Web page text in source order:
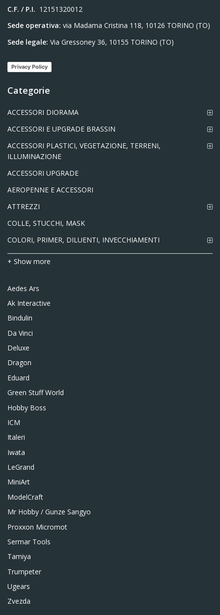
C.F. / P.I. 12151320012
Sede operativa: via Madama Cristina 118, 10126 TORINO (TO)
Sede legale: Via Gressoney 36, 10155 TORINO (TO)
Privacy Policy
Categorie
ACCESSORI DIORAMA
ACCESSORI E UPGRADE BRASSIN
ACCESSORI PLASTICI, VEGETAZIONE, TERRENI,
ILLUMINAZIONE
ACCESSORI UPGRADE
AEROPENNE E ACCESSORI
ATTREZZI
COLLE, STUCCHI, MASK
COLORI, PRIMER, DILUENTI, INVECCHIAMENTI
+ Show more
Aedes Ars
Ak Interactive
Bindulin
Da Vinci
Deluxe
Dragon
Eduard
Green Stuff World
Hobby Boss
ICM
Italeri
Iwata
LeGrand
MiniArt
ModelCraft
Mr Hobby / Gunze Sangyo
Proxxon Micromot
Sermar Tools
Tamiya
Trumpeter
Ugears
Zvezda